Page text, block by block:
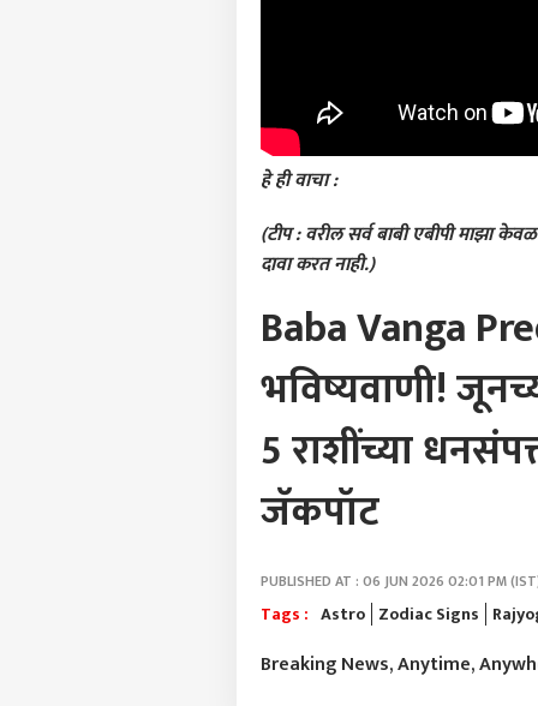
हे ही
(टीप : वरील सर्व बाबी एबीपी माझा
दावा करत नाही.)
Baba Vanga
भविष्यवाणी!
5 राशींच्या
जॅकपॉट
PUBLISHED AT : 06 JUN 2026 02:01 PM
Tags : Astro Zodiac Signs
Breaking News, Anytime,
हॅलो गेस्ट
आमच्यासोबत जाहिरात करा
संपर्क साधा
करिअर
फीडबॅक
आमच्याबद्दल
LOGIN